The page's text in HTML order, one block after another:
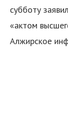
субботу
«актом
Алжирское